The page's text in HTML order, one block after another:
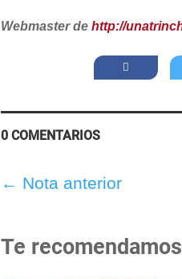
Webmaster dehttp://
0 COMENTARIOS
← Nota anterior
Te